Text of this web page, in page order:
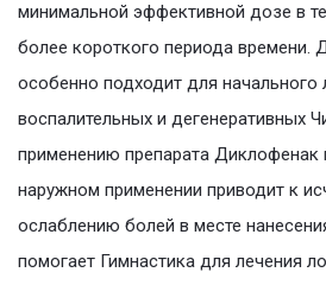
минимальной эффективной дозе в
более короткого периода времени.
особенно подходит для начального
воспалительных и дегенеративных
применению препарата Диклофенак
наружном применении приводит к
ослаблению болей в месте
помогает Гимнастика для лечения